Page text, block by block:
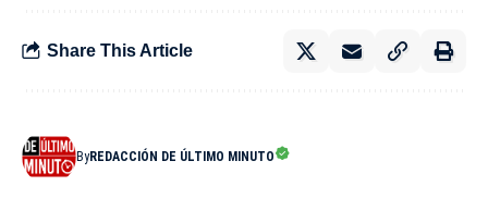
Share This Article
ByREDACCIÓN DE ÚLTIMO MINUTO